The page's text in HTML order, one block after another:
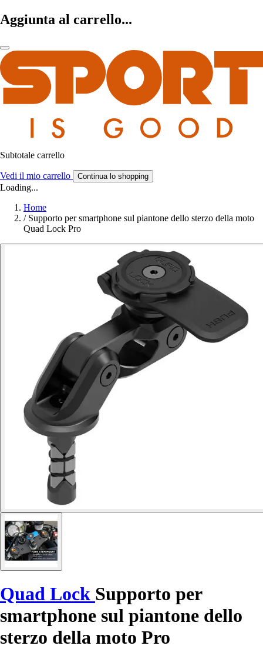
Aggiunta al carrello...
Subtotale carrello
Vedi il mio carrello Continua lo shopping
Loading...
Home
/ Supporto per smartphone sul piantone dello sterzo della moto
Quad Lock Pro
Quad Lock Supporto per
smartphone sul piantone dello
sterzo della moto Pro